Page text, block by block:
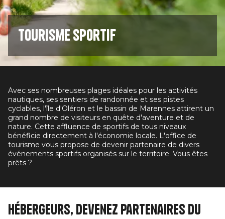
Tourisme sportif
Avec ses nombreuses plages idéales pour les activités
nautiques, ses sentiers de randonnée et ses pistes
cyclables, l'île d'Oléron et le bassin de Marennes attirent un
grand nombre de visiteurs en quête d'aventure et de
nature. Cette affluence de sportifs de tous niveaux
bénéficie directement à l'économie locale. L'office de
tourisme vous propose de devenir partenaire de divers
événements sportifs organisés sur le territoire. Vous êtes
prêts ?
Hébergeurs, devenez partenaires du